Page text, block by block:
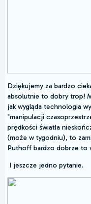
Dziękujemy za bardzo
absolutnie to dobry trop!
jak wygląda technologia
"manipulacji
prędkości światła
(może w tygodniu), to
Puthoff bardzo dobrze to
I jeszcze jedno pytanie.